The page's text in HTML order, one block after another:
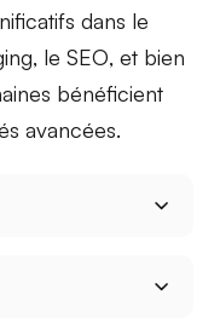
dans le
, leSEO, et bien
bénéficient
avancées.